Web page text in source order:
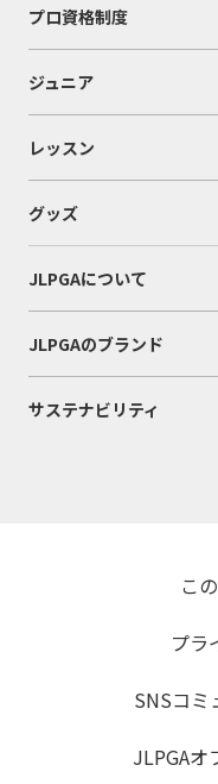
プロ資格制度
ジュニア
レッスン
グッズ
JLPGAについて
JLPGAのブランド
サステナビリティ
こ
プラ
SNSコミ
JLPGAオ